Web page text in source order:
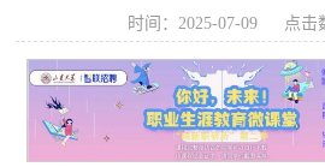
时间：2025-07-09 点击